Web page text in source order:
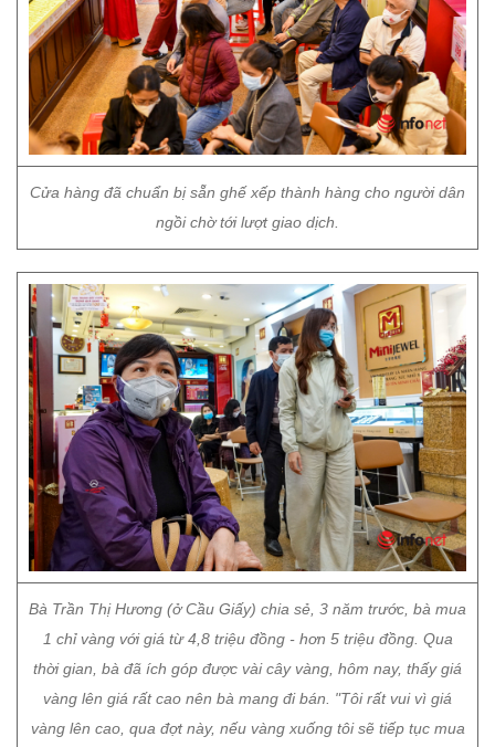
Cửa hàng đã chuẩn bị sẵn ghế xếp thành hàng cho người dân
ngồi chờ tới lượt giao dịch.
Bà Trần Thị Hương (ở Cầu Giấy) chia sẻ, 3 năm trước, bà mua
1 chỉ vàng với giá từ 4,8 triệu đồng - hơn 5 triệu đồng. Qua
thời gian, bà đã ích góp được vài cây vàng, hôm nay, thấy giá
vàng lên giá rất cao nên bà mang đi bán. "Tôi rất vui vì giá
vàng lên cao, qua đợt này, nếu vàng xuống tôi sẽ tiếp tục mua